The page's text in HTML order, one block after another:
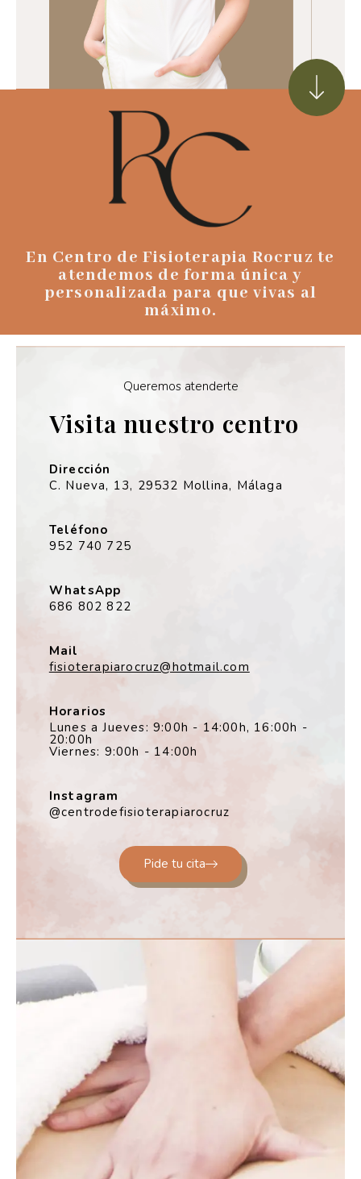
En Centro de Fisioterapia Rocruz te
atendemos de forma única y
personalizada para que vivas al
máximo.
Queremos atenderte
Visita nuestro centro
Dirección
C. Nueva, 13, 29532 Mollina, Málaga
Teléfono
952 740 725
WhatsApp
686 802 822
Mail
fisioterapiarocruz@hotmail.com
Horarios
Lunes a Jueves: 9:00h - 14:00h, 16:00h -
20:00h
Viernes: 9:00h - 14:00h
Instagram
@centrodefisioterapiarocruz
Pide tu cita